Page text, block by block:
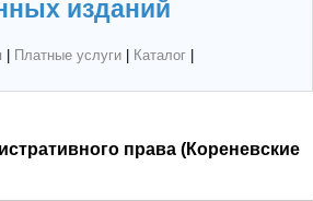
изданий
Платные услуги| Каталог|
права (Кореневские